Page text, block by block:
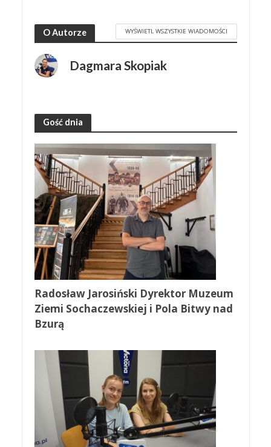
O Autorze WYŚWIETL WSZYSTKIE WIADOMOŚCI
Dagmara Skopiak
Gość dnia
Radosław Jarosiński Dyrektor Muzeum
Ziemi Sochaczewskiej i Pola Bitwy nad
Bzurą